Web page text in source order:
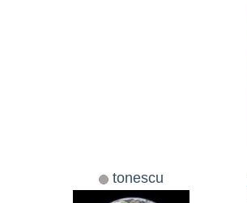
tonescu